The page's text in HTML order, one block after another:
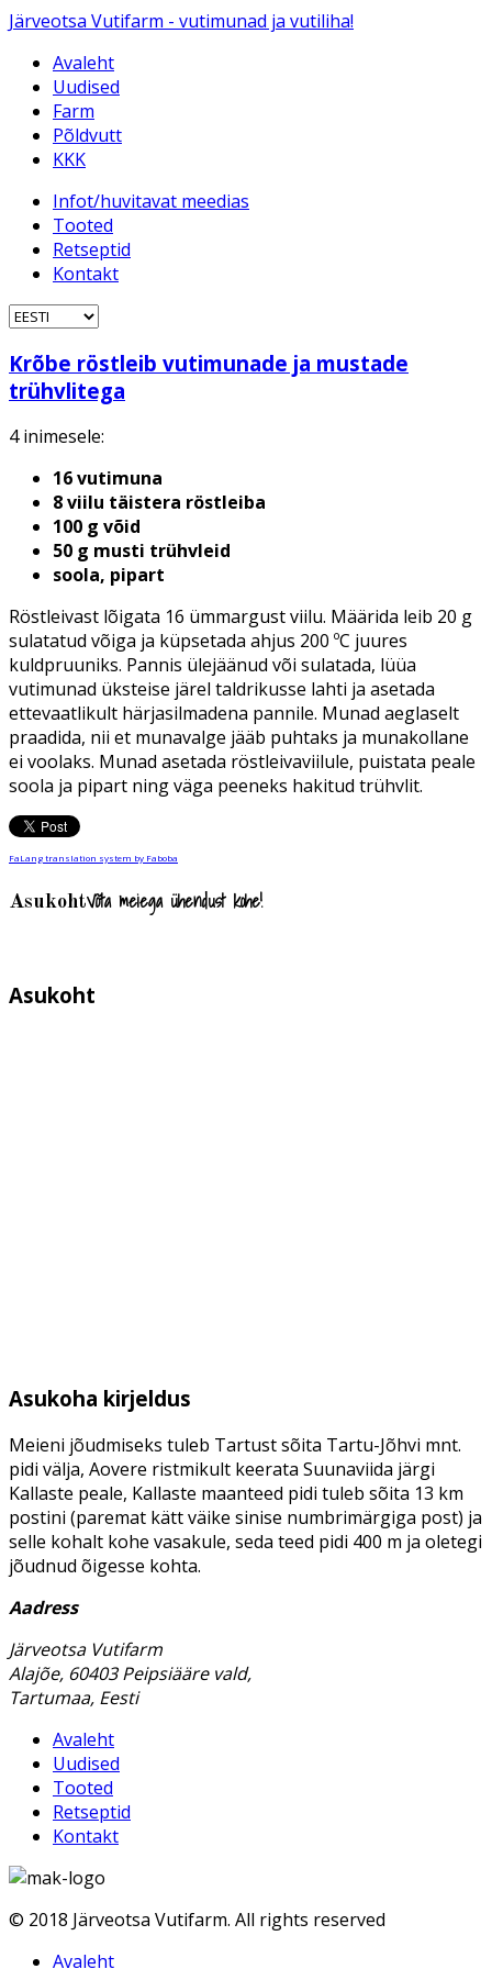
Järveotsa Vutifarm - vutimunad ja vutiliha!
Avaleht
Uudised
Farm
Põldvutt
KKK
Infot/huvitavat meedias
Tooted
Retseptid
Kontakt
Krõbe röstleib vutimunade ja mustade
trühvlitega
4 inimesele:
16 vutimuna
8 viilu täistera röstleiba
100 g võid
50 g musti trühvleid
soola, pipart
Röstleivast lõigata 16 ümmargust viilu. Määrida leib 20 g
sulatatud võiga ja küpsetada ahjus 200 ºC juures
kuldpruuniks. Pannis ülejäänud või sulatada, lüüa
vutimunad üksteise järel taldrikusse lahti ja asetada
ettevaatlikult härjasilmadena pannile. Munad aeglaselt
praadida, nii et munavalge jääb puhtaks ja munakollane
ei voolaks. Munad asetada röstleivaviilule, puistata peale
soola ja pipart ning väga peeneks hakitud trühvlit.
FaLang translation system by Faboba
AsukohtVõta meiega ühendust kohe!
Asukoht
Asukoha kirjeldus
Meieni jõudmiseks tuleb Tartust sõita Tartu-Jõhvi mnt.
pidi välja, Aovere ristmikult keerata Suunaviida järgi
Kallaste peale, Kallaste maanteed pidi tuleb sõita 13 km
postini (paremat kätt väike sinise numbrimärgiga post) ja
selle kohalt kohe vasakule, seda teed pidi 400 m ja oletegi
jõudnud õigesse kohta.
Aadress
Järveotsa Vutifarm
Alajõe, 60403 Peipsiääre vald,
Tartumaa, Eesti
Avaleht
Uudised
Tooted
Retseptid
Kontakt
© 2018 Järveotsa Vutifarm. All rights reserved
Avaleht